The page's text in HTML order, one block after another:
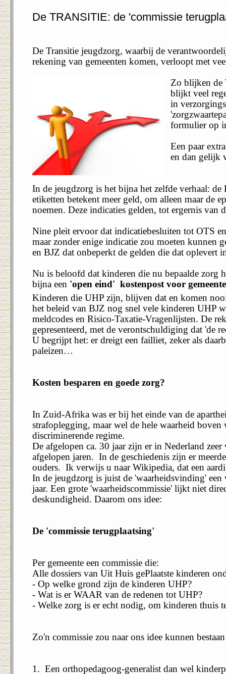
De TRANSITIE: de 'commissie
De Transitie jeugdzorg, waarbij de
rekening van gemeenten komen, verloopt met
Zo blijken
blijkt veel
in
formulier op
Een paar
en dan gelijk
In de jeugdzorg is het bijna het zelfde verhaal:
etiketten betekent meer geld, om alleen maar
noemen. Deze indicaties gelden, tot ergernis van
Nine pleit ervoor dat indicatiebesluiten tot OTS
maar zonder enige indicatie zou moeten kunnen
en BJZ dat onbeperkt de gelden die dat oplevert
Nu is beloofd dat kinderen die nu bepaalde zorg
bijna een 'open eind' kostenpost voor
Kinderen die UHP zijn, blijven dat en komen
het beleid van BJZ nog snel vele kinderen UHP
meldcodes en Risico-Taxatie-Vragenlijsten. De
gepresenteerd, met de verontschuldiging dat 'de
U begrijpt het: er dreigt een failliet, zeker als
paleizen…
Kosten besparen en goede zorg?
In Zuid-Afrika was er bij het einde van de
strafoplegging, maar wel de hele waarheid boven
discriminerende regime.
De afgelopen ca. 30 jaar zijn er in Nederland
afgelopen jaren. In de geschiedenis zijn er
ouders. Ik verwijs u naar Wikipedia, dat een
In de jeugdzorg is juist de 'waarheidsvinding' een
jaar. Een grote 'waarheidscommissie' lijkt niet
deskundigheid. Daarom ons idee:
De 'commissie terugplaatsing'
Per gemeente een commissie die:
Alle dossiers van Uit Huis gePlaatste kinderen
- Op welke grond zijn de kinderen UHP?
- Wat is er WAAR van de redenen tot UHP?
- Welke zorg is er echt nodig, om kinderen thuis
Zo'n commissie zou naar ons idee kunnen
1. Een orthopedagoog-generalist dan wel